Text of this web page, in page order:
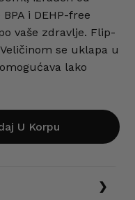
i DEHP-free
vaše zdravlje. Flip-
se uklapa u
lako
U Korpu
e-poštu i veb
veba za